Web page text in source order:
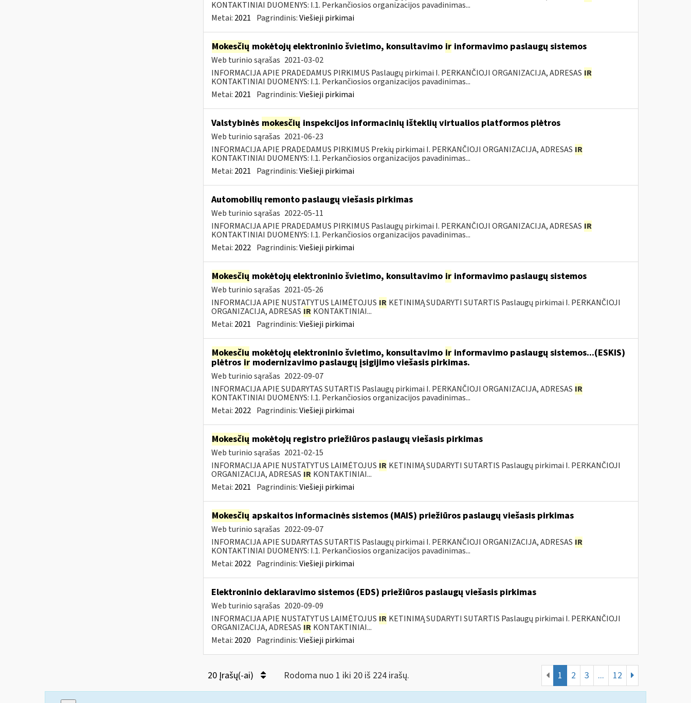
KONTAKTINIAI DUOMENYS: I.1. Perkančiosios organizacijos pavadinimas...
Metai: 2021 Pagrindinis:Viešieji pirkimai
Mokesčių mokėtojų elektroninio švietimo, konsultavimo irinformavimo paslaugų sistemos
Web turinio sąrašas 2021-03-02
INFORMACIJA APIE PRADEDAMUS PIRKIMUS Paslaugų pirkimai I. PERKANČIOJI ORGANIZACIJA, ADRESAS IR
KONTAKTINIAI DUOMENYS: I.1. Perkančiosios organizacijos pavadinimas...
Metai: 2021 Pagrindinis:Viešieji pirkimai
Valstybinės mokesčių inspekcijos informacinių išteklių virtualios platformos plėtros
Web turinio sąrašas 2021-06-23
INFORMACIJA APIE PRADEDAMUS PIRKIMUS Prekių pirkimai I. PERKANČIOJI ORGANIZACIJA, ADRESAS IR
KONTAKTINIAI DUOMENYS: I.1. Perkančiosios organizacijos pavadinimas...
Metai: 2021 Pagrindinis:Viešieji pirkimai
Automobilių remonto paslaugų viešasis pirkimas
Web turinio sąrašas 2022-05-11
INFORMACIJA APIE PRADEDAMUS PIRKIMUS Paslaugų pirkimai I. PERKANČIOJI ORGANIZACIJA, ADRESAS IR
KONTAKTINIAI DUOMENYS: I.1. Perkančiosios organizacijos pavadinimas...
Metai: 2022 Pagrindinis:Viešieji pirkimai
Mokesčių mokėtojų elektroninio švietimo, konsultavimo irinformavimo paslaugų sistemos
Web turinio sąrašas 2021-05-26
INFORMACIJA APIE NUSTATYTUS LAIMĖTOJUS IR KETINIMĄ SUDARYTI SUTARTIS Paslaugų pirkimai I. PERKANČIOJI
ORGANIZACIJA, ADRESAS IR KONTAKTINIAI...
Metai: 2021 Pagrindinis:Viešieji pirkimai
Mokesčiųmokėtojų elektroninio švietimo, konsultavimo irinformavimo paslaugų sistemos...(ESKIS)
plėtrosirmodernizavimo paslaugų įsigijimo viešasis pirkimas.
Web turinio sąrašas 2022-09-07
INFORMACIJA APIE SUDARYTAS SUTARTIS Paslaugų pirkimai I. PERKANČIOJI ORGANIZACIJA, ADRESAS IR
KONTAKTINIAI DUOMENYS: I.1. Perkančiosios organizacijos pavadinimas...
Metai: 2022 Pagrindinis:Viešieji pirkimai
Mokesčių mokėtojų registro priežiūros paslaugų viešasis pirkimas
Web turinio sąrašas 2021-02-15
INFORMACIJA APIE NUSTATYTUS LAIMĖTOJUS IR KETINIMĄ SUDARYTI SUTARTIS Paslaugų pirkimai I. PERKANČIOJI
ORGANIZACIJA, ADRESAS IR KONTAKTINIAI...
Metai: 2021 Pagrindinis:Viešieji pirkimai
Mokesčių apskaitos informacinės sistemos (MAIS) priežiūros paslaugų viešasis pirkimas
Web turinio sąrašas 2022-09-07
INFORMACIJA APIE SUDARYTAS SUTARTIS Paslaugų pirkimai I. PERKANČIOJI ORGANIZACIJA, ADRESAS IR
KONTAKTINIAI DUOMENYS: I.1. Perkančiosios organizacijos pavadinimas...
Metai: 2022 Pagrindinis:Viešieji pirkimai
Elektroninio deklaravimo sistemos (EDS) priežiūros paslaugų viešasis pirkimas
Web turinio sąrašas 2020-09-09
INFORMACIJA APIE NUSTATYTUS LAIMĖTOJUS IR KETINIMĄ SUDARYTI SUTARTIS Paslaugų pirkimai I. PERKANČIOJI
ORGANIZACIJA, ADRESAS IR KONTAKTINIAI...
Metai: 2020 Pagrindinis:Viešieji pirkimai
20 Įrašų(-ai) Rodoma nuo 1 iki 20 iš 224 irašų. 1 2 3 ... 12